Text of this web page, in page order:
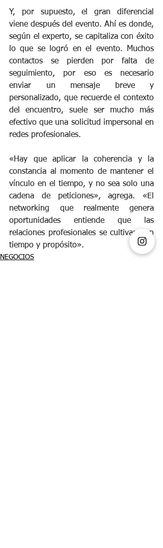
Y, por supuesto, el gran diferencial
viene después del evento. Ahí es donde,
según el experto, se capitaliza con éxito
lo que se logró en el evento. Muchos
contactos se pierden por falta de
seguimiento, por eso es necesario
enviar un mensaje breve y
personalizado, que recuerde el contexto
del encuentro, suele ser mucho más
efectivo que una solicitud impersonal en
redes profesionales.
«Hay que aplicar la coherencia y la
constancia al momento de mantener el
vínculo en el tiempo, y no sea solo una
cadena de peticiones», agrega. «El
networking que realmente genera
oportunidades entiende que las
relaciones profesionales se cultivan con
tiempo y propósito».
NEGOCIOS